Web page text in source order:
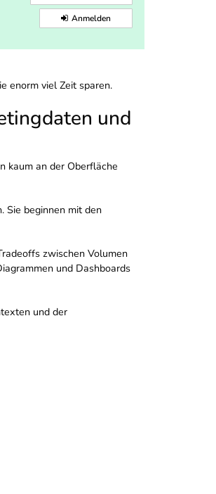
Anmelden
enorm viel Zeit sparen.
und
kaum an der Oberfläche
Sie beginnen mit den
zwischen Volumen
und Dashboards
und der